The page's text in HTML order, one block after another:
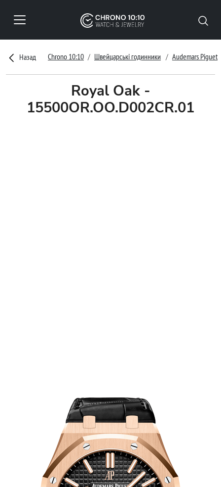
Назад Chrono 10:10 Швейцарські годинники Audemars Piguet
Royal Oak -
15500OR.OO.D002CR.01